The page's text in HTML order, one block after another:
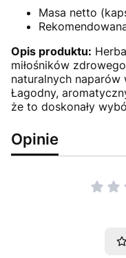
Masa netto
Opis produktu:
miłośników
naturalnych naparów
Łagodny,
że to doskonały
Opinie